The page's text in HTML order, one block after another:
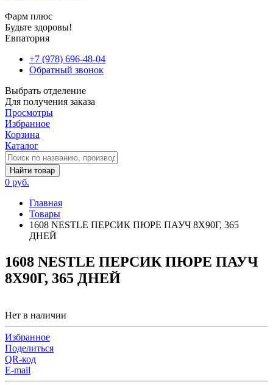
Фарм плюс
Будьте здоровы!
Евпатория
+7 (978) 696-48-04
Обратный звонок
Выбрать отделение
Для получения заказа
Просмотры
Избранное
Корзина
Каталог
Найти товар
0 руб.
Главная
Товары
1608 NESTLE ПЕРСИК ПЮРЕ ПАУЧ 8X90Г, 365
ДНЕЙ
1608 NESTLE ПЕРСИК ПЮРЕ ПАУЧ
8X90Г, 365 ДНЕЙ
Нет в наличии
Избранное
Поделиться
QR-код
E-mail